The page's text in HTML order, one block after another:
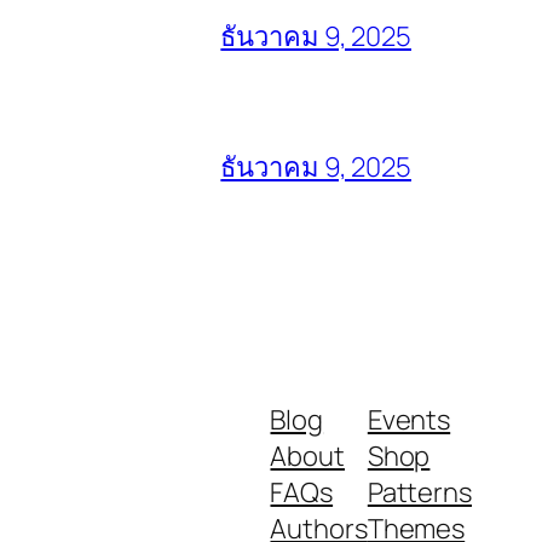
ธันวาคม 9, 2025
ธันวาคม 9, 2025
Blog
About
FAQs
Authors
Events
Shop
Patterns
Themes